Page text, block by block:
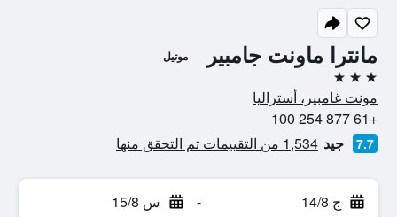
مانترا ماونت جامبير موتيل
3 نجوم
مونت غامبير، أستراليا
+61 877 254 100
7.7 جيد 1,534 من التقييمات تم التحقق منها
ج 14/8 - س 15/8